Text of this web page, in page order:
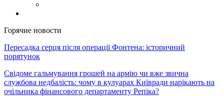
Горячие новости
Пересадка серця після операції Фонтена: історичний
порятунок
Свідоме гальмування грошей на армію чи вже звична
службова недбалість: чому в кулуарах Київради нарікають на
очільника фінансового департаменту Репіка?